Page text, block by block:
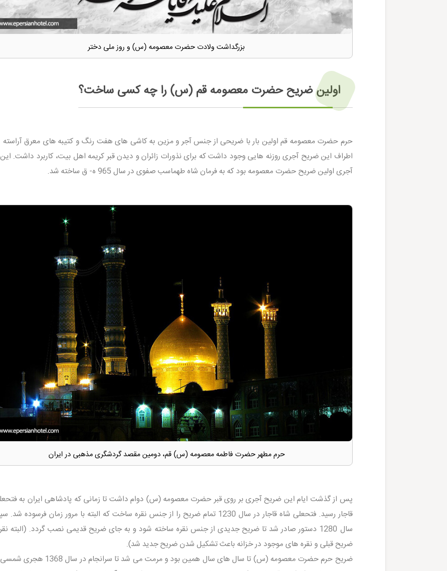
بزرگداشت ولادت حضرت معصومه (س) و روز ملی دختر
اولین ضریح حضرت معصومه قم (س) را چه کسی ساخت؟
حرم حضرت معصومه قم اولین بار با ضریحی از جنس آجر و مزین به کاشی های هفت رنگ و کتیبه های معرق
اطراف این ضریح آجری روزنه هایی وجود داشت که برای نذورات زائران و دیدن قبر کریمه اهل بیت، کاربرد داشت.
آجری اولین ضریح حضرت معصومه بود که به فرمان شاه طهماسب صفوی در سال 965 ه- ق ساخته شد.
حرم مطهر حضرت فاطمه معصومه (س) قم، دومین مقصد گردشگری مذهبی در ایران
پس از گذشت ایام این ضریح آجری بر روی قبر حضرت معصومه (س) دوام داشت تا زمانی که پادشاهی ایران به
قاجار رسید. فتحعلی شاه قاجار در سال 1230 تمام ضریح را از جنس نقره ساخت که البته با مرور زمان
سال 1280 دستور صادر شد تا ضریح جدیدی از جنس نقره ساخته شود و به جای ضریح قدیمی نصب گردد. (البته
ضریح قبلی و نقره های موجود در خزانه باعث تشکیل شدن ضریح جدید شد).
ضریح حرم حضرت معصومه (س) تا سال های سال همین بود و مرمت می شد تا